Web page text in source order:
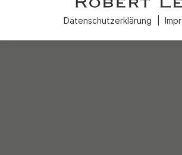
Datenschutzerklärung